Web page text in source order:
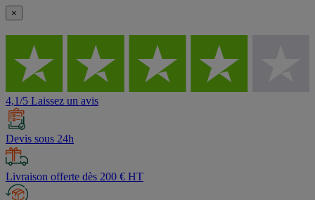
×
4,1/5 Laissez un avis
Devis sous 24h
Livraison offerte dès 200 € HT